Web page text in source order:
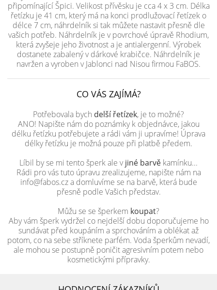
připomínající Špici. Velikost přívěsku je cca 4 x 3 cm. Délka
řetízku je 41 cm, který má na konci prodlužovací řetízek o
délce 7 cm, náhrdelník si tak můžete nastavit přesně dle
vašich potřeb. Náhrdelník je v povrchové úpravě Rhodium,
která zvyšeje jeho životnost a je antialergenní. Výrobek
dostanete zabalený v dárkové krabičce. Náhrdelník je
navržen a vyroben v Jablonci nad Nisou firmou FaBOS.
CO VÁS ZAJÍMÁ?
Potřebovala bych delší řetízek, je to možné?
ANO! Napište nám do poznámky k objednávce, jakou
délku řetízku potřebujete a rádi vám ji upravíme! Úprava
délky řetízku je možná pouze při platbě předem.
Líbil by se mi tento šperk ale vjiné barvě kamínku...
Rádi pro vás tuto úpravu zrealizujeme, napište nám na
info@fabos.cz a domluvíme se na barvě, která bude
přesně podle Vašich představ.
Můžu se se šperkem koupat?
Aby vám šperk vydržel co nejdelší dobu doporučujeme ho
sundávat před koupáním a sprchováním a oblékat až
potom, co na sebe stříknete parfém. Voda šperkům nevadí,
ale mohou se postupně poničit agresivním potem nebo
kosmetickými přípravky.